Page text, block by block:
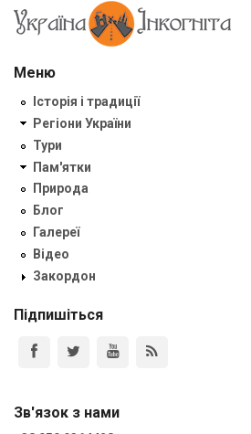
Меню
Історія і традиції
Регіони України
Тури
Пам'ятки
Природа
Блог
Галереї
Відео
Закордон
Підпишіться
Зв'язок з нами